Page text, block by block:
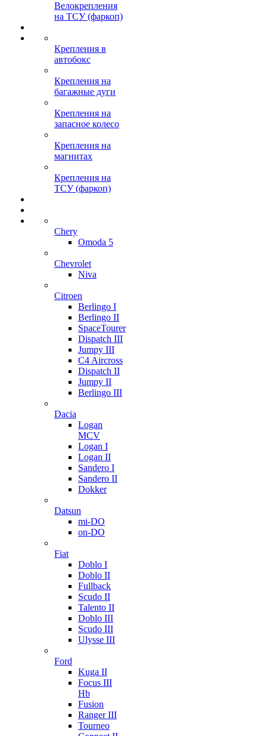
Велокрепления
на ТСУ (фаркоп)
Крепления в
автобокс
Крепления на
багажные дуги
Крепления на
запасное колесо
Крепления на
магнитах
Крепления на
ТСУ (фаркоп)
Chery
Omoda 5
Chevrolet
Niva
Citroen
Berlingo I
Berlingo II
SpaceTourer
Dispatch III
Jumpy III
C4 Aircross
Dispatch II
Jumpy II
Berlingo III
Dacia
Logan
MCV
Logan I
Logan II
Sandero I
Sandero II
Dokker
Datsun
mi-DO
on-DO
Fiat
Doblo I
Doblo II
Fullback
Scudo II
Talento II
Doblo III
Scudo III
Ulysse III
Ford
Kuga II
Focus III
Hb
Fusion
Ranger III
Tourneo